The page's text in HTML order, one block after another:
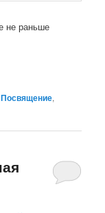
не раньше
Посвящение,